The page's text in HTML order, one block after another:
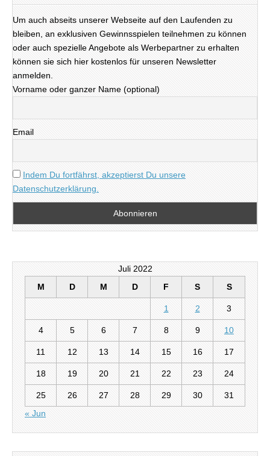
Um auch abseits unserer Webseite auf den Laufenden zu
bleiben, an exklusiven Gewinnsspielen teilnehmen zu können
oder auch spezielle Angebote als Werbepartner zu erhalten
können sie sich hier kostenlos für unseren Newsletter
anmelden.
Vorname oder ganzer Name (optional)
Email
Indem Du fortfährst, akzeptierst Du unsere
Datenschutzerklärung.
Juli 2022
M
D M D F S S
1 2 3
4 5 6 7 8 9 10
11 12 13 14 15 16 17
18 19 20 21 22 23 24
25 26 27 28 29 30
31
« Jun